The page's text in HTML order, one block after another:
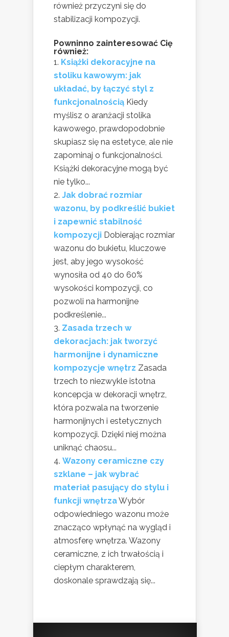
również przyczyni się do
stabilizacji kompozycji.
Powninno zainteresować Cię
również:
Książki dekoracyjne na
stoliku kawowym: jak
układać, by łączyć styl z
funkcjonalnością Kiedy
myślisz o aranżacji stolika
kawowego, prawdopodobnie
skupiasz się na estetyce, ale nie
zapominaj o funkcjonalności.
Książki dekoracyjne mogą być
nie tylko...
Jak dobrać rozmiar
wazonu, by podkreślić bukiet
i zapewnić stabilność
kompozycji Dobierając rozmiar
wazonu do bukietu, kluczowe
jest, aby jego wysokość
wynosiła od 40 do 60%
wysokości kompozycji, co
pozwoli na harmonijne
podkreślenie...
Zasada trzech w
dekoracjach: jak tworzyć
harmonijne i dynamiczne
kompozycje wnętrz Zasada
trzech to niezwykle istotna
koncepcja w dekoracji wnętrz,
która pozwala na tworzenie
harmonijnych i estetycznych
kompozycji. Dzięki niej można
uniknąć chaosu...
Wazony ceramiczne czy
szklane – jak wybrać
materiał pasujący do stylu i
funkcji wnętrzaWybór
odpowiedniego wazonu może
znacząco wpłynąć na wygląd i
atmosferę wnętrza. Wazony
ceramiczne, z ich trwałością i
ciepłym charakterem,
doskonale sprawdzają się...